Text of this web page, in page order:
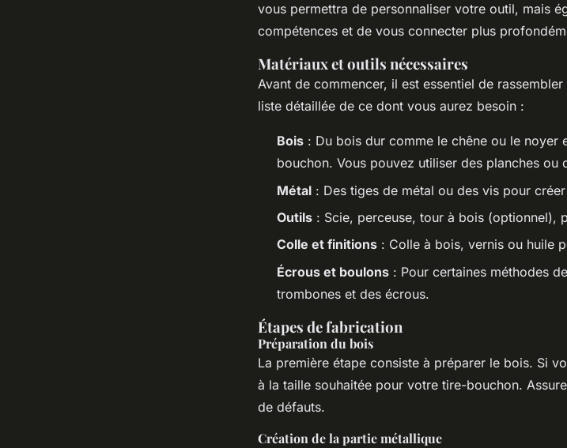
vous permettra de personnaliser votre outil, mais
compétences et de vous connecter plus
Matériaux et outils nécessaires
Avant de commencer, il est essentiel de
liste détaillée de ce dont vous aurez besoin :
Bois : Du bois dur comme le chêne ou le noyer
bouchon. Vous pouvez utiliser des planches ou
Métal : Des tiges de métal ou des vis pour
Outils : Scie, perceuse, tour à bois (optionnel),
Colle et finitions : Colle à bois, vernis ou huile
Écrous et boulons : Pour certaines méthodes
trombones et des écrous.
Étapes de fabrication
Préparation du bois
La première étape consiste à préparer le bois. Si
à la taille souhaitée pour votre tire-bouchon.
de défauts.
Création de la partie métallique